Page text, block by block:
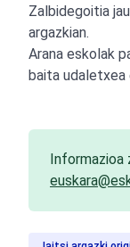
Zalbidegoitia
argazkian.
Arana eskolak
baita udaletxea
Informazioa